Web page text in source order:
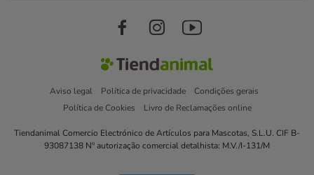
Aviso legal Política de privacidade
Condições gerais
Política de Cookies
Livro de Reclamações online
Tiendanimal Comercio Electrónico de Artículos para Mascotas, S.L.U. CIF B-
93087138 Nº autorização comercial detalhista: M.V./I-131/M